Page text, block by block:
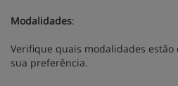
Modalidades:
Verifique quais modalidades
sua preferência.